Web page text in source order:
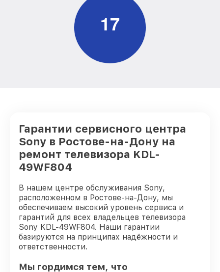
17
Гарантии сервисного центра
Sony в Ростове-на-Дону на
ремонт телевизора KDL-
49WF804
В нашем центре обслуживания Sony,
расположенном в Ростове-на-Дону, мы
обеспечиваем высокий уровень сервиса и
гарантий для всех владельцев телевизора
Sony KDL-49WF804. Наши гарантии
базируются на принципах надёжности и
ответственности.
Мы гордимся тем, что